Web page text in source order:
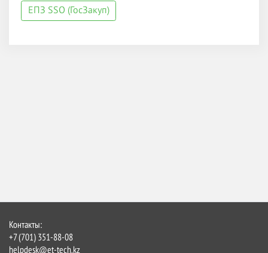
ЕПЗ SSO (ГосЗакуп)
Контакты:
+7 (701) 351-88-08
helpdesk@et-tech.kz